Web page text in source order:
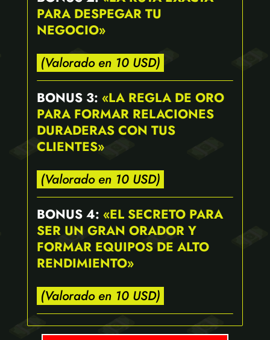
PARA DESPEGAR TU
NEGOCIO»
(Valorado en 10 USD)
BONUS 3: «LA REGLA DE ORO
PARA FORMAR RELACIONES
DURADERAS CON TUS
CLIENTES»
(Valorado en 10 USD)
BONUS 4: «EL SECRETO PARA
SER UN GRAN ORADOR Y
FORMAR EQUIPOS DE ALTO
RENDIMIENTO»
(Valorado en 10 USD)